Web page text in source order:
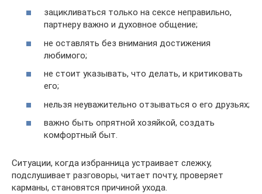
зацикливаться только на сексе неправильно,
партнеру важно и духовное общение;
не оставлять без внимания достижения
любимого;
не стоит указывать, что делать, и критиковать
его;
нельзя неуважительно отзываться о его друзьях;
важно быть опрятной хозяйкой, создать
комфортный быт.
Ситуации, когда избранница устраивает слежку,
подслушивает разговоры, читает почту, проверяет
карманы, становятся причиной ухода.